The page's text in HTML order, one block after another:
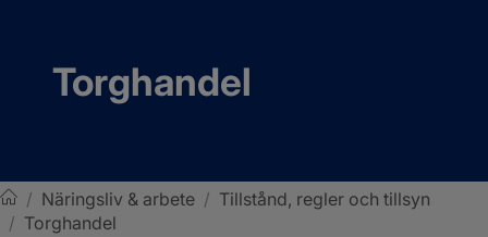
Torghandel
Sotenäs kommun
/ Näringsliv & arbete / Tillstånd, regler och tillsyn
/ Torghandel